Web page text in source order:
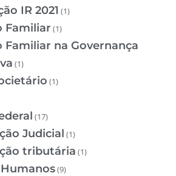
IR 2021 (1)
Familiar (1)
Familiar na Governança
(1)
(1)
(17)
Judicial (1)
tributária (1)
(9)